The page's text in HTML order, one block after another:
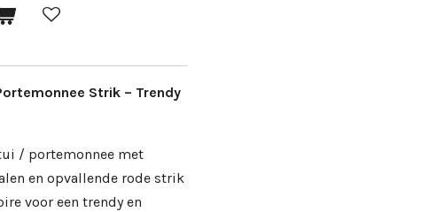
Strik – Trendy
/ portemonnee met
en opvallende rode strik
voor een trendy en